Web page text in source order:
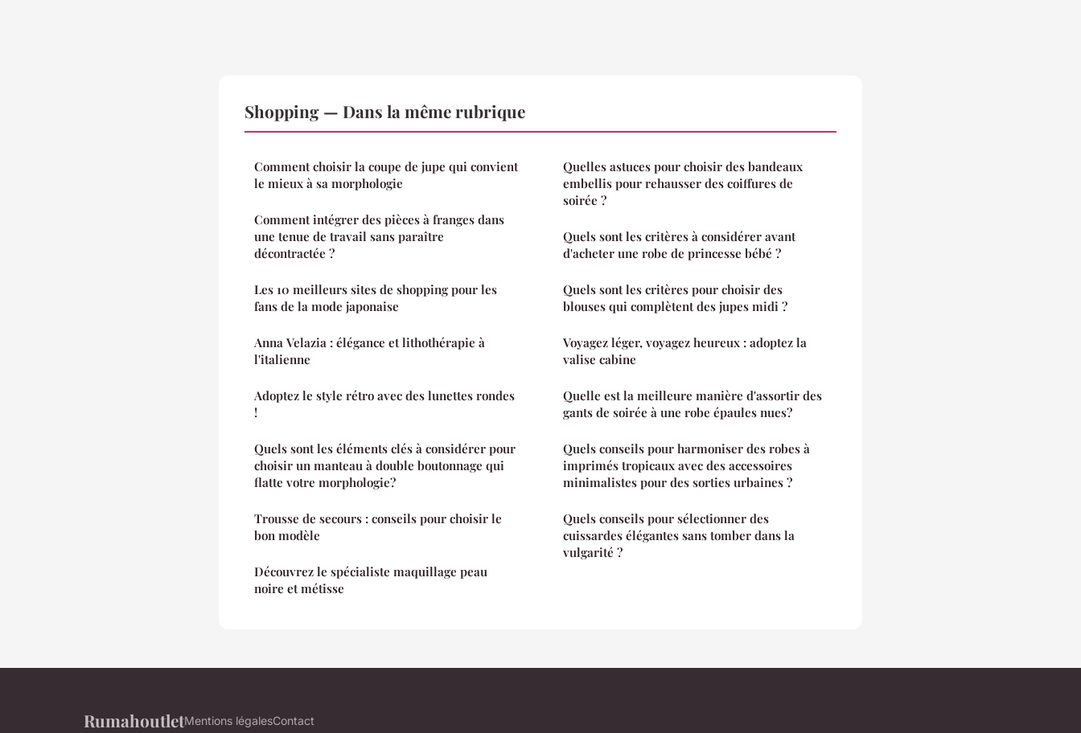
Shopping — Dans la même rubrique
Comment choisir la coupe de jupe qui convient
le mieux à sa morphologie
Comment intégrer des pièces à franges dans
une tenue de travail sans paraître
décontractée ?
Les 10 meilleurs sites de shopping pour les
fans de la mode japonaise
Anna Velazia : élégance et lithothérapie à
l'italienne
Adoptez le style rétro avec des lunettes rondes
!
Quels sont les éléments clés à considérer pour
choisir un manteau à double boutonnage qui
flatte votre morphologie?
Trousse de secours : conseils pour choisir le
bon modèle
Découvrez le spécialiste maquillage peau
noire et métisse
Quelles astuces pour choisir des bandeaux
embellis pour rehausser des coiffures de
soirée ?
Quels sont les critères à considérer avant
d'acheter une robe de princesse bébé ?
Quels sont les critères pour choisir des
blouses qui complètent des jupes midi ?
Voyagez léger, voyagez heureux : adoptez la
valise cabine
Quelle est la meilleure manière d'assortir des
gants de soirée à une robe épaules nues?
Quels conseils pour harmoniser des robes à
imprimés tropicaux avec des accessoires
minimalistes pour des sorties urbaines ?
Quels conseils pour sélectionner des
cuissardes élégantes sans tomber dans la
vulgarité ?
RumahoutletMentions légalesContact